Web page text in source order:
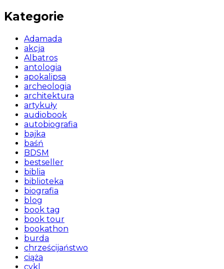
Kategorie
Adamada
akcja
Albatros
antologia
apokalipsa
archeologia
architektura
artykuły
audiobook
autobiografia
bajka
baśń
BDSM
bestseller
biblia
biblioteka
biografia
blog
book tag
book tour
bookathon
burda
chrześcijaństwo
ciąża
cykl